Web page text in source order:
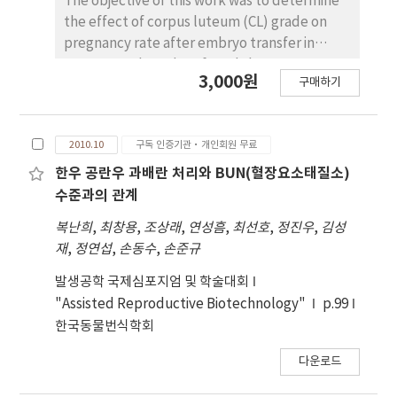
respectively. The mean numbers of total ova
from < 10 and 10≤ of corpora lutea(CL) was
8.9 and 14.3, respectively. The number of
transferable embryos differed between < 10
the effect of corpus luteum (CL) grade on
pregnancy rate after embryo transfer in
development was linked to pregnancy rate.
synchronized in the estrus cycles. Based on
size and palpable characteristics, CLs were
categorized into three grade. The grade
palpation. The pregnancy rates tended to
increase with the increase in CL size of
recipients. In grade one, two, and three, the
pregnancy rates were 62.5%, 50.0%, and 0%,
respectively. This result suggests that
be affected by the CL status of recipients.
3,000원 구매하기
2010.10 구독 인증기관·개인회원 무료
한우 공란우 과배란 처리와 BUN(혈장요소태질소)
수준과의 관계
복난희, 최창용, 조상래, 연성흠, 최선호, 정진우, 김성
재, 정연섭, 손동수, 손준규
발생공학 국제심포지엄 및 학술대회
"Assisted Reproductive Biotechnology"
p.99
한국동물번식학회
다운로드